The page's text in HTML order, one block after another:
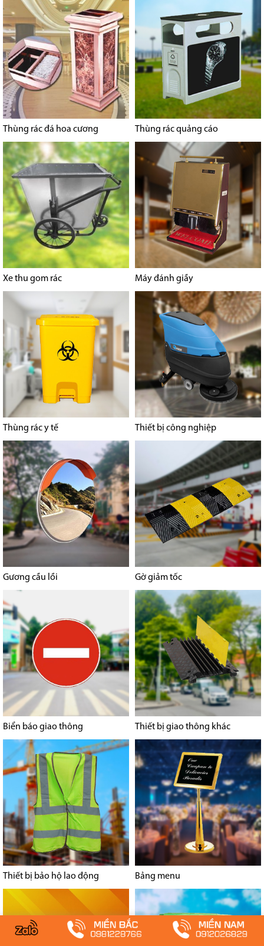
Thùng rác đá hoa cương Thùng rác quảng cáo
Xe thu gom rác Máy đánh giầy
Thùng rác y tế Thiết bị công nghiệp
Gương cầu lồi Gờ giảm tốc
Biển báo giao thông Thiết bị giao thông khác
Thiết bị bảo hộ lao động Bảng menu